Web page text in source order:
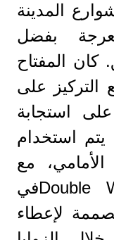
المدينة
بفضل
كان المفتاح
التركيز على
استجابة
استخدام
مع
تعليق منفصل Double Wishboneفي
لإعطاء